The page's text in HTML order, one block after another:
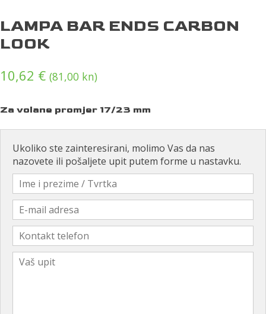
LAMPA BAR ENDS CARBON
LOOK
10,62 € (81,00 kn)
Za volane promjer 17/23 mm
Ukoliko ste zainteresirani, molimo Vas da nas
nazovete ili pošaljete upit putem forme u nastavku.